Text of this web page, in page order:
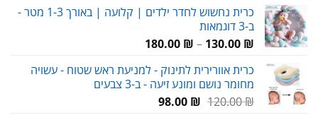
היה:
155.00 ₪.
הוא:
כרית נחשוש לחדר ילדים | קלועה | באורך 1-3 מטר -
ב-3 דוגמאות
130.00 ₪
–
180.00 ₪
עד
כרית אוורירית לתינוק - למניעת ראש שטוח - עשויה
מחומר נושם ומונע זיעה - ב-3 צבעים
120.00₪
המחיר98.00 ₪
המחיר